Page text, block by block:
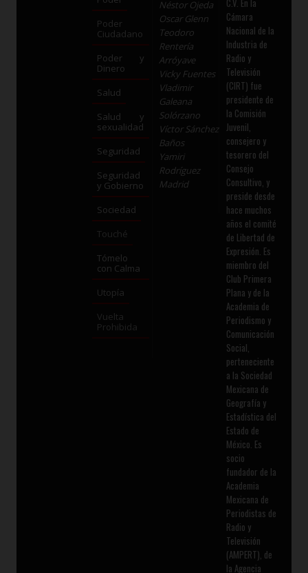
Poder
Ciudadano
Poder y
Dinero
Salud
Salud y
sexualidad
Seguridad
Seguridad
y Gobierno
Sociedad
Touché
Tómelo
con Calma
Utopía
Vuelta
Prohibida
Néstor Ojeda
Oscar Glenn
Teodoro
Rentería
Arróyave
Vicky Fuentes
Vladimir
Galeana
Solórzano
Víctor Sánchez
Baños
Yamiri
Rodríguez
Madrid
Cámara
Nacional de la
Industria de
Radio y
Televisión
(CIRT) fue
presidente de
la Comisión
Juvenil,
consejero y
tesorero del
Consejo
Consultivo, y
preside desde
hace muchos
años el comité
de Libertad de
Expresión. Es
miembro del
Club Primera
Plana y de la
Academia de
Periodismo y
Comunicación
Social,
perteneciente
a la Sociedad
Mexicana de
Geografía y
Estadística del
Estado de
México. Es
socio
fundador de la
Academia
Mexicana de
Periodistas de
Radio y
Televisión
(AMPERT), de
la Agencia